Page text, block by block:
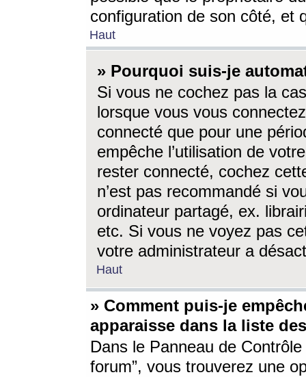
configuration de son côté, et
Haut
» Pourquoi suis-je
Si vous ne cochez pas la
lorsque vous vous
connecté que pour une
empêche l’utilisation de
rester connecté, cochez
n’est pas recommandé si
ordinateur partagé, ex.
etc. Si vous ne voyez pas
votre administrateur a
Haut
» Comment puis-je
apparaisse dans la liste
Dans le Panneau de
forum”, vous trouverez une